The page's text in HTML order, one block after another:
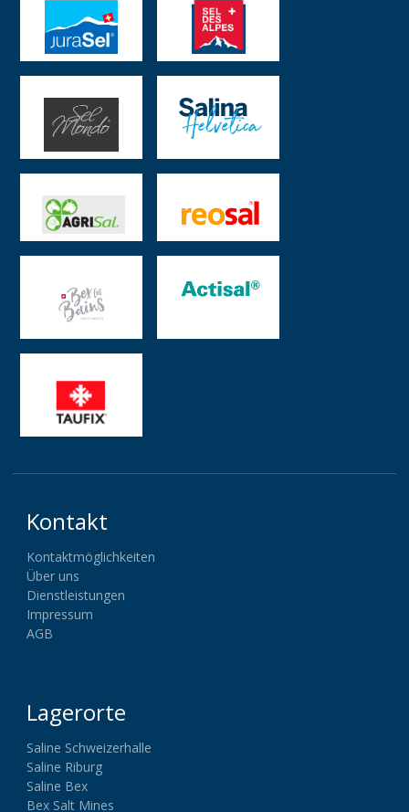
Kontakt
Kontaktmöglichkeiten
Über uns
Dienstleistungen
Impressum
AGB
Lagerorte
Saline Schweizerhalle
Saline Riburg
Saline Bex
Bex Salt Mines